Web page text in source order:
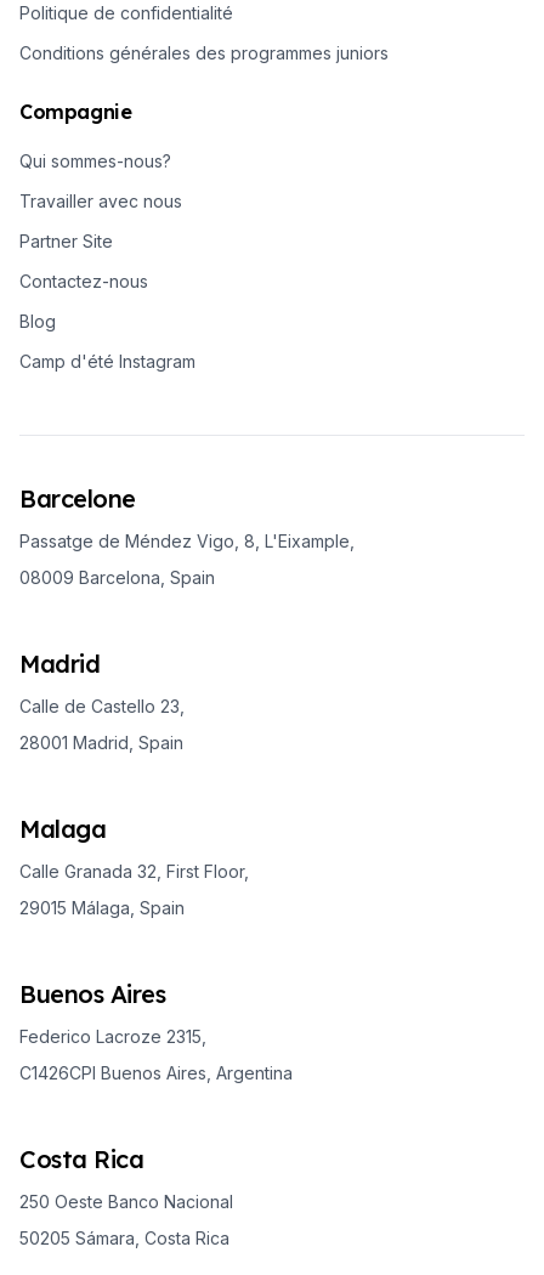
Politique de confidentialité
Conditions générales des programmes juniors
Compagnie
Qui sommes-nous?
Travailler avec nous
Partner Site
Contactez-nous
Blog
Camp d'été Instagram
Barcelone
Passatge de Méndez Vigo, 8, L'Eixample,
08009 Barcelona, Spain
Madrid
Calle de Castello 23,
28001 Madrid, Spain
Malaga
Calle Granada 32, First Floor,
29015 Málaga, Spain
Buenos Aires
Federico Lacroze 2315,
C1426CPI Buenos Aires, Argentina
Costa Rica
250 Oeste Banco Nacional
50205 Sámara, Costa Rica